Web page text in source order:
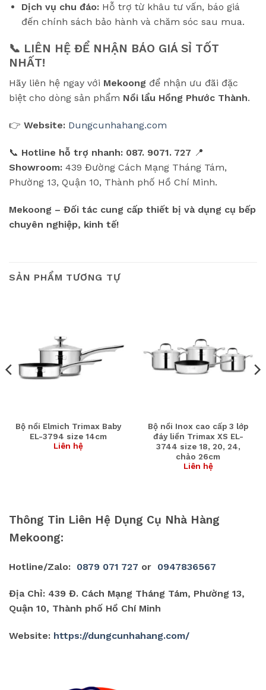
Dịch vụ chu đáo:Hỗ trợ từ khâu tư vấn, báo giá
đến chính sách bảo hành và chăm sóc sau mua.
📞 LIÊN HỆ ĐỂ NHẬN BÁO GIÁ SỈ TỐT
NHẤT!
Hãy liên hệ ngay với Mekoong để nhận ưu đãi đặc
biệt cho dòng sản phẩm Nồi lẩu Hồng Phước Thành.
👉 Website: Dungcunhahang.com
📞 Hotline hỗ trợ nhanh: 087. 9071. 727 📍
Showroom: 439 Đường Cách Mạng Tháng Tám,
Phường 13, Quận 10, Thành phố Hồ Chí Minh.
Mekoong – Đối tác cung cấp thiết bị và dụng cụ bếp
chuyên nghiệp, kinh tế!
SẢN PHẨM TƯƠNG TỰ
Bộ nồi Elmich Trimax Baby
EL-3794 size 14cm
Liên hệ
Bộ nồi Inox cao cấp 3 lớp
đáy liền Trimax XS EL-
3744 size 18, 20, 24,
chảo 26cm
Liên hệ
Thông Tin Liên Hệ Dụng Cụ Nhà Hàng
Mekoong:
Hotline/Zalo: 0879 071 727 or 0947836567
Địa Chỉ: 439 Đ. Cách Mạng Tháng Tám, Phường 13,
Quận 10, Thành phố Hồ Chí Minh
Website: https://dungcunhahang.com/